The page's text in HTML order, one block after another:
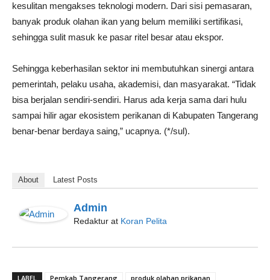
kesulitan mengakses teknologi modern. Dari sisi pemasaran,
banyak produk olahan ikan yang belum memiliki sertifikasi,
sehingga sulit masuk ke pasar ritel besar atau ekspor.
Sehingga keberhasilan sektor ini membutuhkan sinergi antara
pemerintah, pelaku usaha, akademisi, dan masyarakat. “Tidak
bisa berjalan sendiri-sendiri. Harus ada kerja sama dari hulu
sampai hilir agar ekosistem perikanan di Kabupaten Tangerang
benar-benar berdaya saing,” ucapnya. (*/sul).
About Latest Posts
Admin
Redaktur at Koran Pelita
LABEL Pemkab Tangerang
produk olahan prikanan